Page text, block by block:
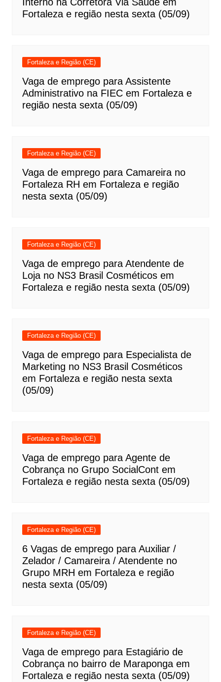
Fortaleza e região nesta sexta (05/09)
Fortaleza e Região (CE)
Vaga de emprego para Assistente
Administrativo na FIEC em Fortaleza e
região nesta sexta (05/09)
Fortaleza e Região (CE)
Vaga de emprego para Camareira no
Fortaleza RH em Fortaleza e região
nesta sexta (05/09)
Fortaleza e Região (CE)
Vaga de emprego para Atendente de
Loja no NS3 Brasil Cosméticos em
Fortaleza e região nesta sexta (05/09)
Fortaleza e Região (CE)
Vaga de emprego para Especialista de
Marketing no NS3 Brasil Cosméticos
em Fortaleza e região nesta sexta
(05/09)
Fortaleza e Região (CE)
Vaga de emprego para Agente de
Cobrança no Grupo SocialCont em
Fortaleza e região nesta sexta (05/09)
Fortaleza e Região (CE)
6 Vagas de emprego para Auxiliar /
Zelador / Camareira / Atendente no
Grupo MRH em Fortaleza e região
nesta sexta (05/09)
Fortaleza e Região (CE)
Vaga de emprego para Estagiário de
Cobrança no bairro de Maraponga em
Fortaleza e região nesta sexta (05/09)